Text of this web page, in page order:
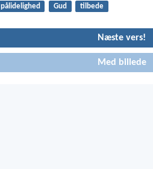
pålidelighed Gud tilbede
Næste vers!
Med billede